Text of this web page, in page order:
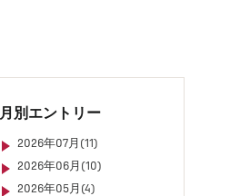
月別エントリー
2026年07月(11)
2026年06月(10)
2026年05月(4)